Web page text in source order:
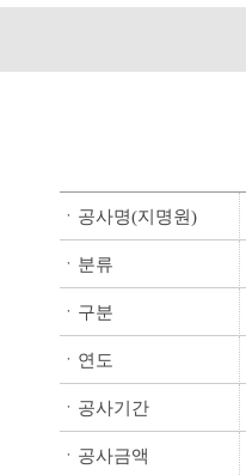
ㆍ공사명(지명원)
ㆍ분류
ㆍ구분
ㆍ연도
ㆍ공사기간
ㆍ공사금액